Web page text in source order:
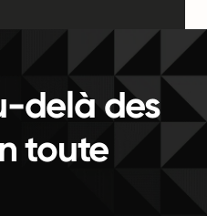
delà des
toute